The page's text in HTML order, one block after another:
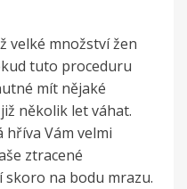
velké množství žen
tuto proceduru
mít nějaké
několik let váhat.
hříva Vám velmi
ztracené
skoro na bodu mrazu.